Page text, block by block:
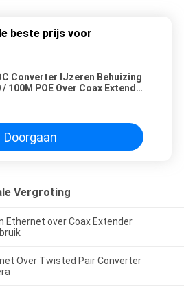
beste prijs voor
Converter IJzeren Behuizing
/ 100M POE Over Coax Extender
Doorgaan
Vergroting
Ethernet over Coax Extender
Over Twisted Pair Converter